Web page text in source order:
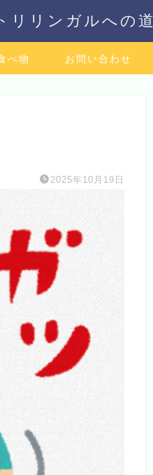
リンガルへの道
べ物 お問い合わせ
2025年10月19日